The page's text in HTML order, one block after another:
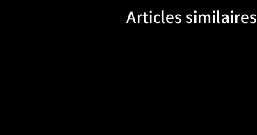
Articles similaires